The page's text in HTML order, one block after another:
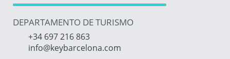
DEPARTAMENTO DE TURISMO
+34 697 216 863
info@keybarcelona.com